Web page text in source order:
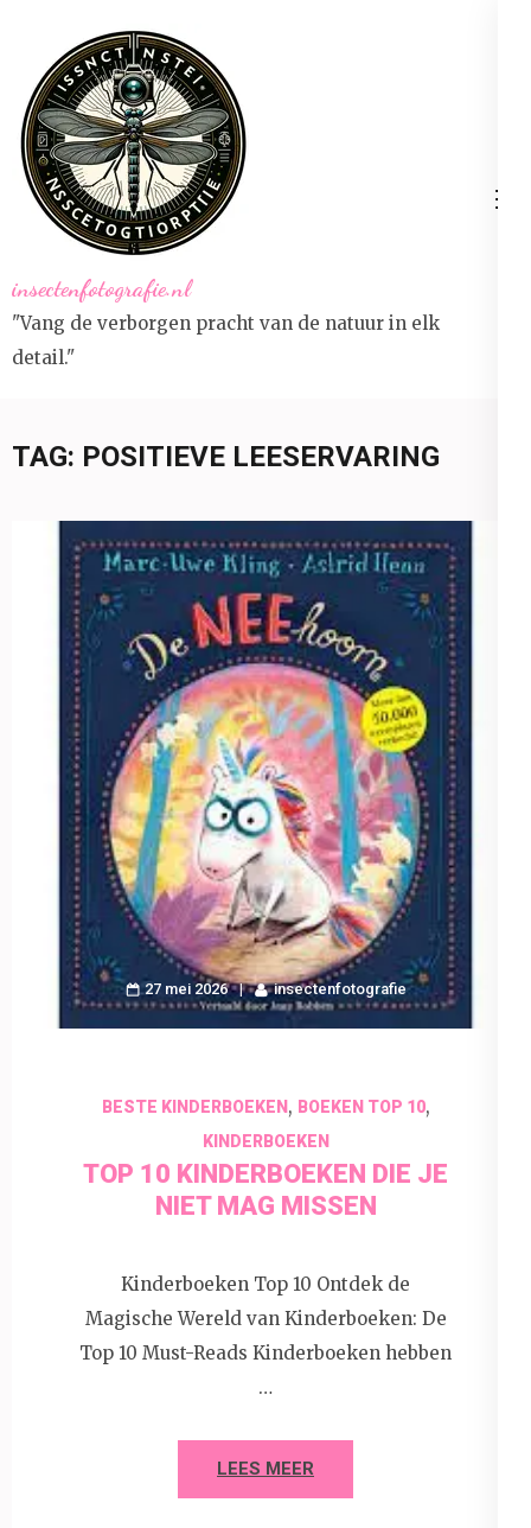
inhoud
(druk
op
Enter)
insectenfotografie.nl
"Vang de verborgen pracht van de natuur in elk
detail."
TAG: POSITIEVE LEESERVARING
27 mei 2026 insectenfotografie
BESTE KINDERBOEKEN, BOEKEN TOP 10,
KINDERBOEKEN
TOP 10 KINDERBOEKEN DIE JE
NIET MAG MISSEN
Kinderboeken Top 10 Ontdek de
Magische Wereld van Kinderboeken: De
Top 10 Must-Reads Kinderboeken hebben
…
LEES MEER